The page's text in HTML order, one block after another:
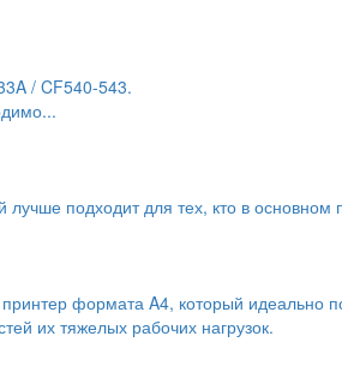
/ CF540-543.
подходит для тех, кто в основном
формата A4, который идеально
их тяжелых рабочих нагрузок.